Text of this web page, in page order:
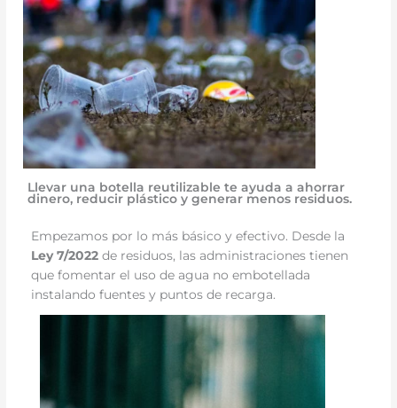
Llevar una botella reutilizable te ayuda a ahorrar
dinero, reducir plástico y generar menos residuos.
Empezamos por lo más básico y efectivo. Desde la
Ley 7/2022 de residuos, las administraciones tienen
que fomentar el uso de agua no embotellada
instalando fuentes y puntos de recarga.